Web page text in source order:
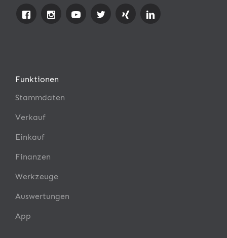
Funktionen
Stammdaten
Verkauf
Einkauf
Finanzen
Werkzeuge
Auswertungen
App